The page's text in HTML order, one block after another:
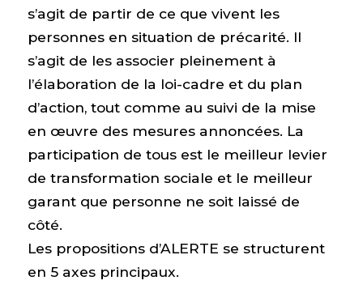
s’agit de partir de ce que vivent les
personnes en situation de précarité. Il
s’agit de les associer pleinement à
l’élaboration de la loi-cadre et du plan
d’action, tout comme au suivi de la mise
en œuvre des mesures annoncées. La
participation de tous est le meilleur levier
de transformation sociale et le meilleur
garant que personne ne soit laissé de
côté.
Les propositions d’ALERTE se structurent
en 5 axes principaux.